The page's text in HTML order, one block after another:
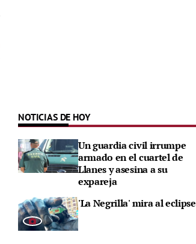
NOTICIAS DE HOY
Un guardia civil irrumpe
armado en el cuartel de
Llanes y asesina a su
expareja
'La Negrilla' mira al eclipse